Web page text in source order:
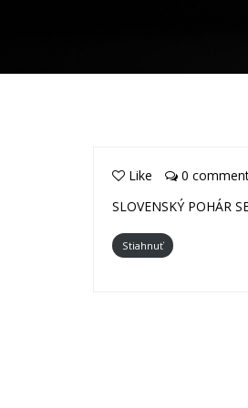
Like
0
SLOVENSKÝ POHÁR
Stiahnuť